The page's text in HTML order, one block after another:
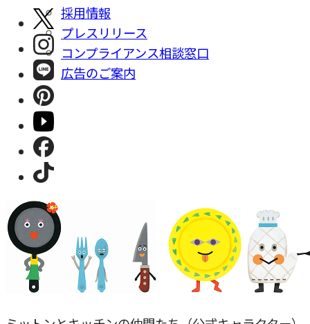
採⽤情報
プレスリリース
コンプライアンス相談窓⼝
広告のご案内